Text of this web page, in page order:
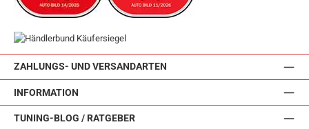
ZAHLUNGS- UND VERSANDARTEN
INFORMATION
TUNING-BLOG / RATGEBER